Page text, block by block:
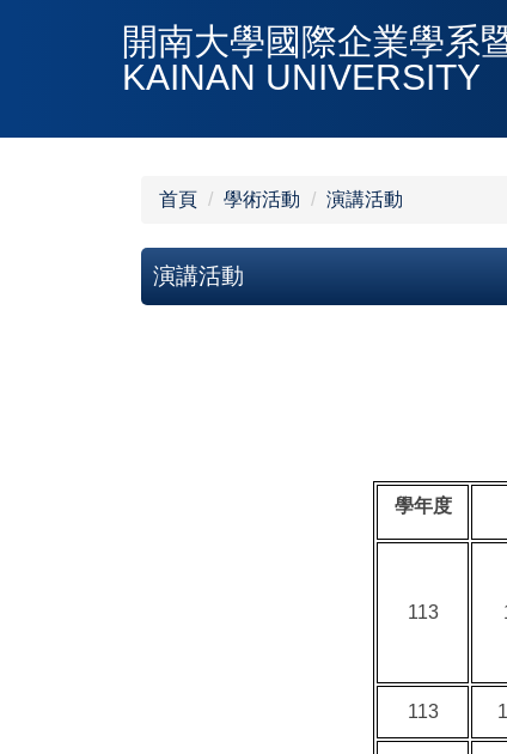
內
開南大學國際企業學系
KAINAN UNIVERSITY
首頁 學術活動 演講活動
演講活動
學年度
113
113